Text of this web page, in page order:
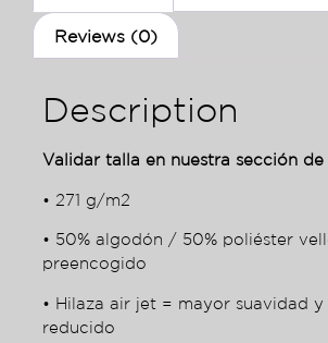
Reviews (0)
Description
Validar talla en nuestra sección de
• 271 g/m2
• 50% algodón / 50% poliéster
preencogido
• Hilaza air jet = mayor suavidad
reducido